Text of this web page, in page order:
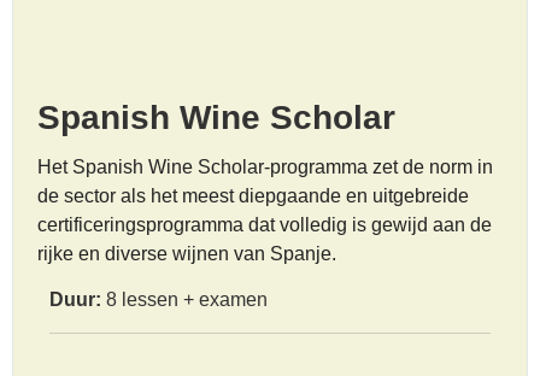
Spanish Wine Scholar
Het Spanish Wine Scholar-programma zet de norm in
de sector als het meest diepgaande en uitgebreide
certificeringsprogramma dat volledig is gewijd aan de
rijke en diverse wijnen van Spanje.
Duur: 8 lessen + examen